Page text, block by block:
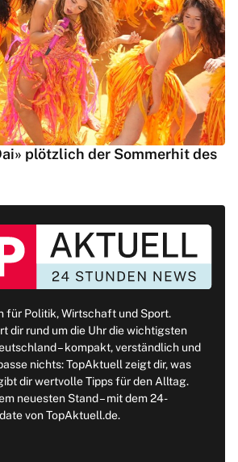
plötzlich der Sommerhit des
für Politik, Wirtschaft und Sport.
dir rund um die Uhr die wichtigsten
– kompakt, verständlich und
nichts: TopAktuell zeigt dir, was
dir wertvolle Tipps für den Alltag.
neuesten Stand – mit dem 24-
von TopAktuell.de.